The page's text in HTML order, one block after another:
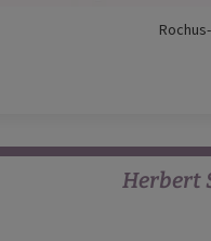
Herbert